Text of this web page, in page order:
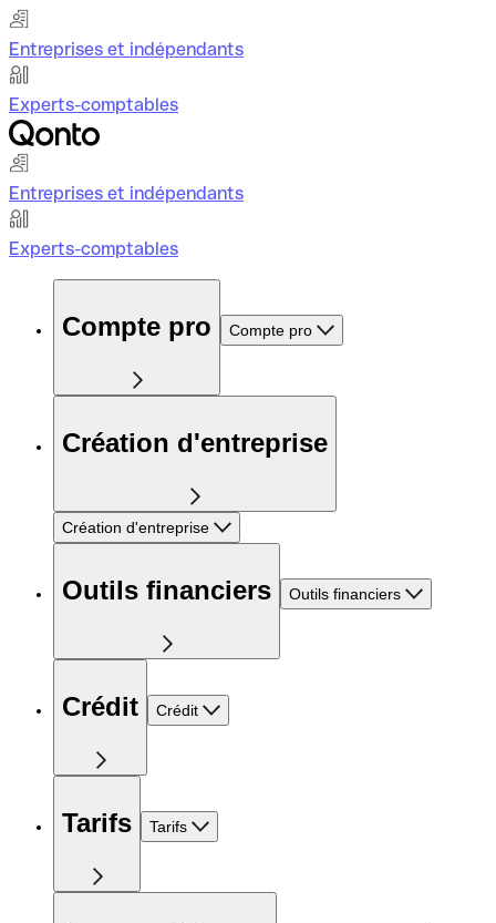
Entreprises et indépendants
Experts-comptables
Entreprises et indépendants
Experts-comptables
Compte pro Compte pro
Création d'entreprise
Création d'entreprise
Outils financiers Outils financiers
Crédit Crédit
Tarifs Tarifs